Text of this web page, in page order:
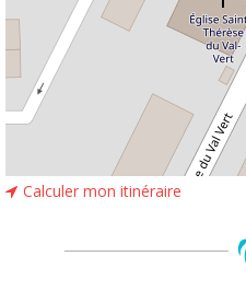
Calculer mon itinéraire